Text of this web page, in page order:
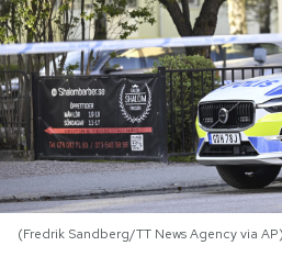
Sport
PODCAST
NEWSLETTER
(Fredrik Sandberg/TT News Agency via AP)